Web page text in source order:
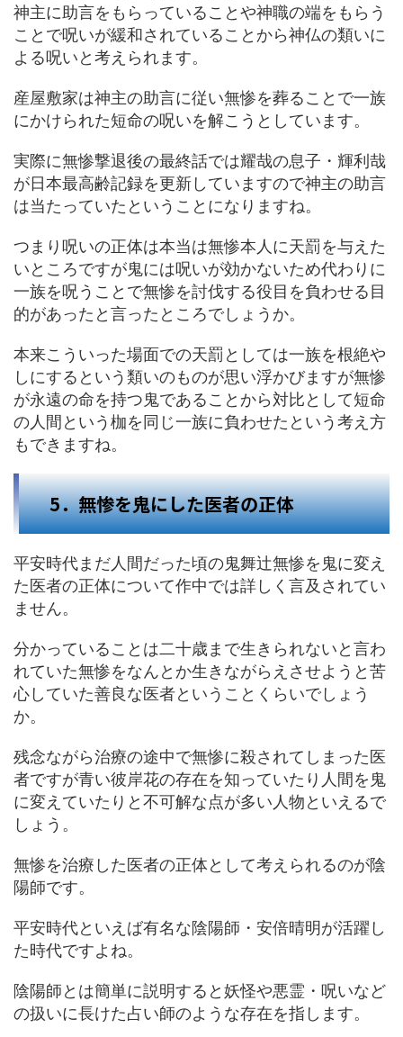
神主に助言をもらっていることや神職の端をもらう
ことで呪いが緩和されていることから神仏の類いに
よる呪いと考えられます。
産屋敷家は神主の助言に従い無惨を葬ることで一族
にかけられた短命の呪いを解こうとしています。
実際に無惨撃退後の最終話では耀哉の息子・輝利哉
が日本最高齢記録を更新していますので神主の助言
は当たっていたということになりますね。
つまり呪いの正体は本当は無惨本人に天罰を与えた
いところですが鬼には呪いが効かないため代わりに
一族を呪うことで無惨を討伐する役目を負わせる目
的があったと言ったところでしょうか。
本来こういった場面での天罰としては一族を根絶や
しにするという類いのものが思い浮かびますが無惨
が永遠の命を持つ鬼であることから対比として短命
の人間という枷を同じ一族に負わせたという考え方
もできますね。
5．無惨を鬼にした医者の正体
平安時代まだ人間だった頃の鬼舞辻無惨を鬼に変え
た医者の正体について作中では詳しく言及されてい
ません。
分かっていることは二十歳まで生きられないと言わ
れていた無惨をなんとか生きながらえさせようと苦
心していた善良な医者ということくらいでしょう
か。
残念ながら治療の途中で無惨に殺されてしまった医
者ですが青い彼岸花の存在を知っていたり人間を鬼
に変えていたりと不可解な点が多い人物といえるで
しょう。
無惨を治療した医者の正体として考えられるのが陰
陽師です。
平安時代といえば有名な陰陽師・安倍晴明が活躍し
た時代ですよね。
陰陽師とは簡単に説明すると妖怪や悪霊・呪いなど
の扱いに長けた占い師のような存在を指します。